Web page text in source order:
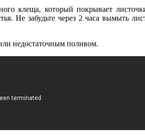
клеща, который покрывает
Не забудьте через 2 часа вымыть
недостаточным поливом.